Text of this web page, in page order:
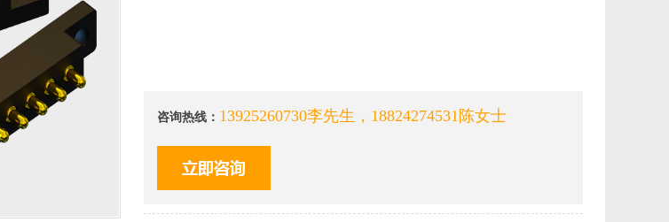
咨询热线： 13925260730李先生，18824274531陈女士